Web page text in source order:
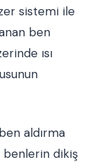
sistemi ile
ben
ısı
aldırma
benlerin dikiş